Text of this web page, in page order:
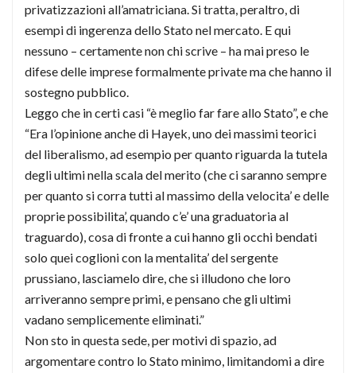
privatizzazioni all’amatriciana. Si tratta, peraltro, di
esempi di ingerenza dello Stato nel mercato. E qui
nessuno – certamente non chi scrive – ha mai preso le
difese delle imprese formalmente private ma che hanno il
sostegno pubblico.
Leggo che in certi casi “è meglio far fare allo Stato”, e che
“Era l’opinione anche di Hayek, uno dei massimi teorici
del liberalismo, ad esempio per quanto riguarda la tutela
degli ultimi nella scala del merito (che ci saranno sempre
per quanto si corra tutti al massimo della velocita’ e delle
proprie possibilita’, quando c’e’ una graduatoria al
traguardo), cosa di fronte a cui hanno gli occhi bendati
solo quei coglioni con la mentalita’ del sergente
prussiano, lasciamelo dire, che si illudono che loro
arriveranno sempre primi, e pensano che gli ultimi
vadano semplicemente eliminati.”
Non sto in questa sede, per motivi di spazio, ad
argomentare contro lo Stato minimo, limitandomi a dire